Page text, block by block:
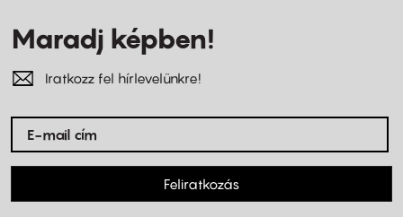
Maradj képben!
Iratkozz fel hírlevelünkre!
Feliratkozás